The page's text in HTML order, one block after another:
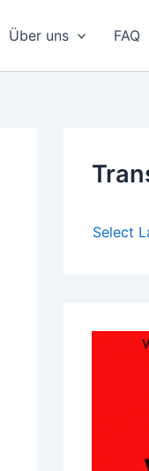
Über uns FAQ
Select